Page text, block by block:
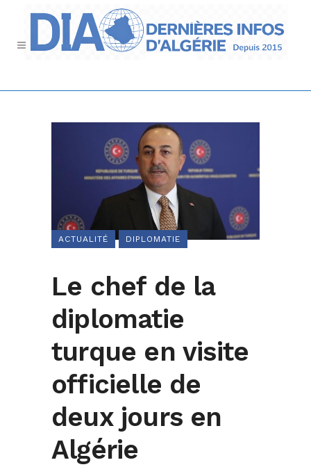
ACTUALITÉ DIPLOMATIE
Le chef de la
diplomatie
turque en visite
officielle de
deux jours en
Algérie